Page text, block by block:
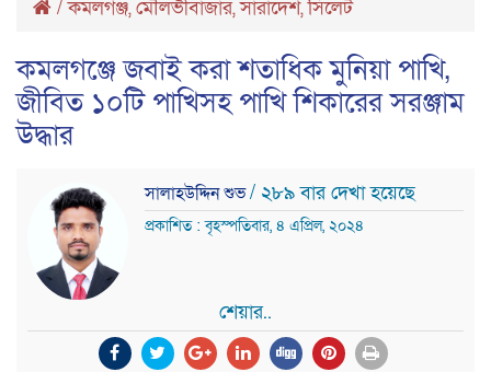
/কমলগঞ্জ,মৌলভীবাজার,সারাদেশ,সিলেট
কমলগঞ্জে জবাই করা শতাধিক মুনিয়া পাখি,
জীবিত ১০টি পাখিসহ পাখি শিকারের সরঞ্জাম
উদ্ধার
সালাহউদ্দিন শুভ/ ২৮৯ বার দেখা হয়েছে
প্রকাশিত : বৃহস্পতিবার, ৪ এপ্রিল, ২০২৪
শেয়ার..